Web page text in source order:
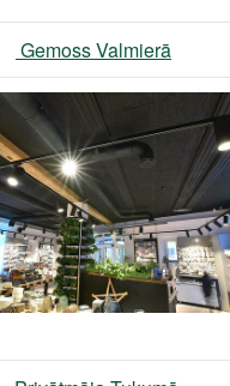
Gemoss Valmierā